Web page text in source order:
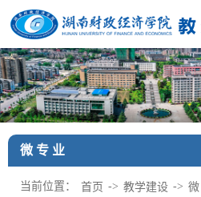
微 专 业
当前位置： 首页 -> 教学建设 ->